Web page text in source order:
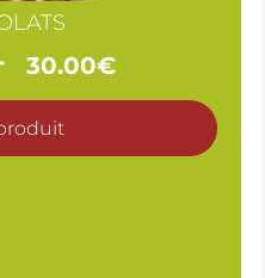
30.00€Plage
de
prix :
15.00€